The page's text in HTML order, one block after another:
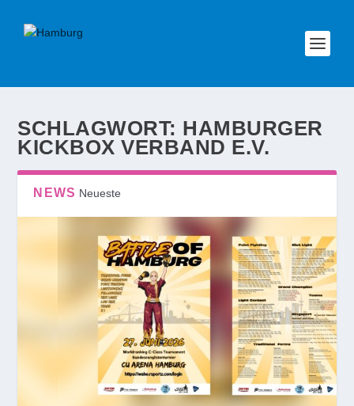
SCHLAGWORT: HAMBURGER
KICKBOX VERBAND E.V.
NEWS Neueste